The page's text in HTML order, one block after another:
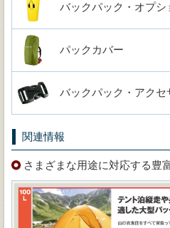
バックパック・オプシ
パックカバー
バックパック・アクセ
関連情報
さまざまな用途に対応する豊